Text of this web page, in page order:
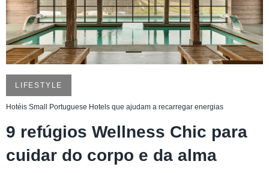
LIFESTYLE
Hotéis Small Portuguese Hotels que ajudam a recarregar energias
9 refúgios Wellness Chic para
cuidar do corpo e da alma